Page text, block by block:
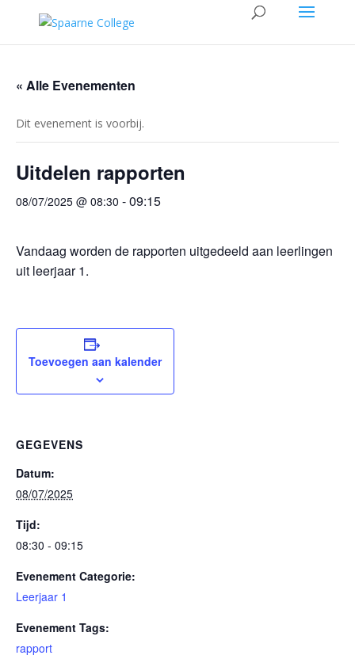
« Alle Evenementen
Dit evenement is voorbij.
Uitdelen rapporten
08/07/2025 @ 08:30 -09:15
Vandaag worden de rapporten uitgedeeld aan leerlingen
uit leerjaar 1.
Toevoegen aan kalender
GEGEVENS
Datum:
08/07/2025
Tijd:
08:30 - 09:15
Evenement Categorie:
Leerjaar 1
Evenement Tags:
rapport